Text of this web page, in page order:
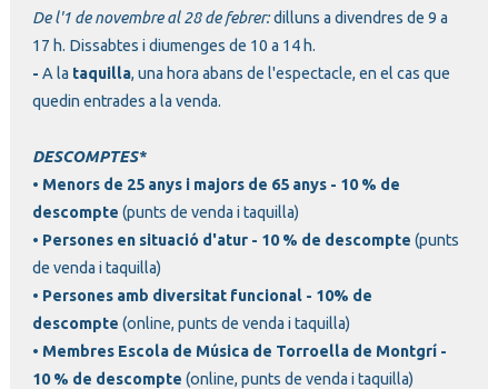
De l'1 de novembre al 28 de febrer:dilluns a divendres de 9 a
17 h. Dissabtes i diumenges de 10 a 14 h.
- A la taquilla, una hora abans de l'espectacle, en el cas que
quedin entrades a la venda.
DESCOMPTES*
• Menors de 25 anys i majors de 65 anys - 10 % de
descompte (punts de venda i taquilla)
• Persones en situació d'atur - 10 % de descompte (punts
de venda i taquilla)
• Persones amb diversitat funcional - 10% de
descompte (online, punts de venda i taquilla)
• Membres Escola de Música de Torroella de Montgrí -
10 % de descompte (online, punts de venda i taquilla)